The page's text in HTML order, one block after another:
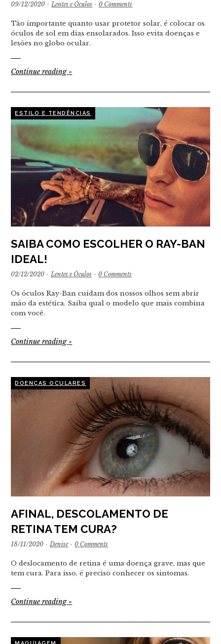
09/12/2020 · Lentes e Óculos · 0 Comments
Tão importante quanto usar protetor solar, é colocar os
óculos de sol em dias ensolarados. Isso evita doenças e
lesões no globo ocular.
Continue reading»
ESTILO E TENDÊNCIAS
SAIBA COMO ESCOLHER O RAY-BAN
IDEAL!
02/12/2020 · Lentes e Óculos · 0 Comments
Os óculos Ray-Ban cuidam dos nossos olhos sem abrir
mão da estética. Saiba qual o modelo que mais combina
com você.
Continue reading»
DOENÇAS OCULARES
AFINAL, DESCOLAMENTO DE
RETINA TEM CURA?
18/11/2020 · Denise · 0 Comments
O deslocamento de retina é uma doença grave, mas que
tem cura. Para isso, é preciso conhecer os sintomas.
Continue reading»